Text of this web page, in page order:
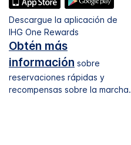
Descargue la aplicación de
IHG One Rewards
Obtén más
información sobre
reservaciones rápidas y
recompensas sobre la marcha.